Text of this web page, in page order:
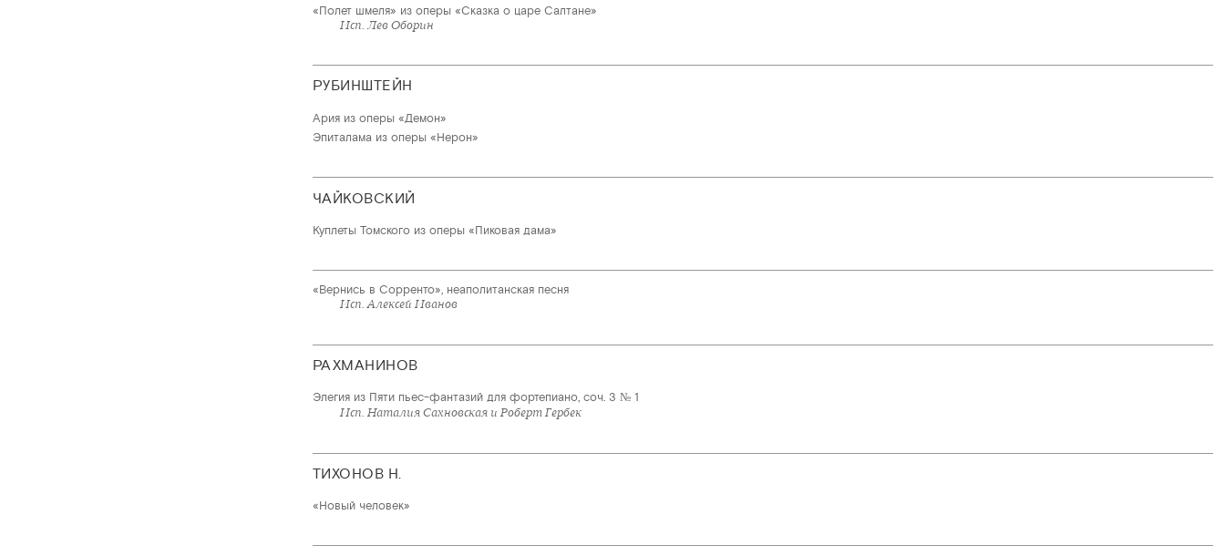
«Полет шмеля» из оперы «Сказка о царе Салтане»
Исп. Лев Оборин
РУБИНШТЕЙН
Ария из оперы «Демон»
Эпиталама из оперы «Нерон»
ЧАЙКОВСКИЙ
Куплеты Томского из оперы «Пиковая дама»
«Вернись в Сорренто», неаполитанская песня
Исп. Алексей Иванов
РАХМАНИНОВ
Элегия из Пяти пьес-фантазий для фортепиано, соч. 3 № 1
Исп. Наталия Сахновская и Роберт Гербек
ТИХОНОВ Н.
«Новый человек»